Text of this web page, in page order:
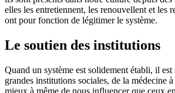
elles les entretiennent, les renouvellent et les
ont pour fonction de légitimer le système.
Le soutien des institutions
Quand un système est solidement établi, il est
grandes institutions sociales, de la médecine
mieux à même de nous influencer que ceux